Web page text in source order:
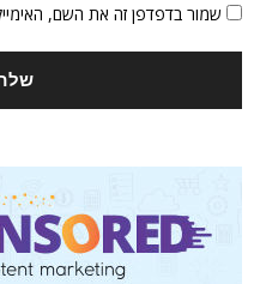
שמור בדפדפן זה את השם,